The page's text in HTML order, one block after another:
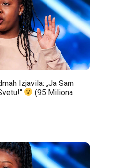
Izjavila: „Ja Sam
(95 Miliona